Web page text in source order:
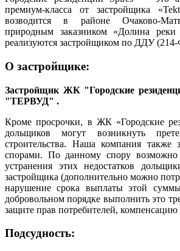
премиум-класса от застройщика
возводится в районе Очаково-
природным заказником «Долина
реализуются застройщиком по ДДУ
О застройщике:
Застройщик ЖК "Городские
"ТЕРВУД" .
Кроме просрочки, в ЖК «Городские
дольщиков могут возникнуть
строительства. Наша компания также
спорами. По данному спору возможно
устранения этих недостатков
застройщика (дополнительно можно
нарушение срока выплаты этой
добровольном порядке выполнить это
защите прав потребителей, компенсацию
Подсудность: